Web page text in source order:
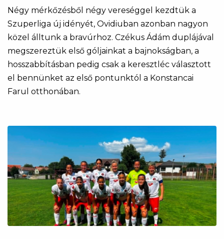
Négy mérkőzésből négy vereséggel kezdtük a
Szuperliga új idényét, Ovidiuban azonban nagyon
közel álltunk a bravúrhoz. Czékus Ádám duplájával
megszereztük első góljainkat a bajnokságban, a
hosszabbításban pedig csak a keresztléc választott
el bennünket az első pontunktól a Konstancai
Farul otthonában.